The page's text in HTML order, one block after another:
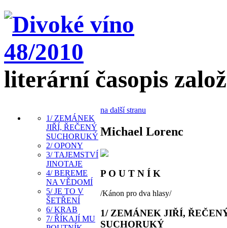
literární časopis
1/ ZEMÁNEK
JIŘÍ, ŘEČENÝ
SUCHORUKÝ
2/ OPONY
3/ TAJEMSTVÍ
JINOTAJE
4/ BEREME
NA VĚDOMÍ
5/ JE TO V
ŠETŘENÍ
6/ KRAB
7/ ŘÍKAJÍ MU
na další stranu
Michael Lorenc
P O U T N Í K
/Kánon pro dva hlasy/
1/ ZEMÁNEK JIŘÍ,
SUCHORUKÝ